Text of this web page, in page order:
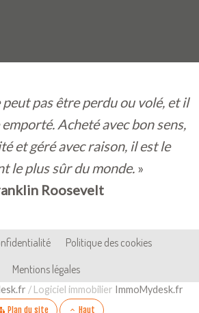
peut pas être perdu ou volé, et il
Acheté avec bon sens,
et géré avec raison, il est le
le plus sûr du monde. »
Roosevelt
Politique des cookies
Mentions légales
/ Logiciel immobilier ImmoMydesk.fr
Plan du site Haut